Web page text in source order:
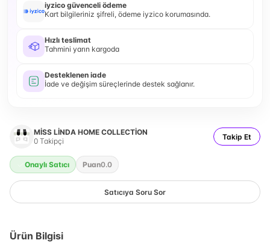
iyzico güvenceli ödeme
Kart bilgileriniz şifreli, ödeme iyzico korumasında.
Hızlı teslimat
Tahmini yarın kargoda
Desteklenen iade
İade ve değişim süreçlerinde destek sağlanır.
MİSS LİNDA HOME COLLECTİON
0 Takipçi Takip Et
Onaylı Satıcı Puan0.0
Satıcıya Soru Sor
Ürün Bilgisi